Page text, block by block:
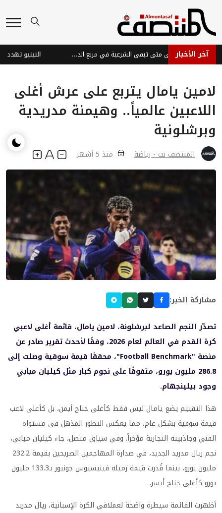
آخر الأخبار المعركة المؤجلة... إلى متى تبقى الشرعية في مربع الدفاع؟
لامين يامال يتربع على عرش أغلى
اللاعبين عالمياً.. وهيمنة مدريدية
وبرشلونية
المنتصف نت - رياضة منذ 5 أشهر
مشاركة الخبر:
تصدّر النجم الصاعد لبرشلونة، لامين يامال، قائمة أغلى لاعبي
كرة القدم في العالم لعام 2026، وفقًا لأحدث تقرير صادر عن
منصة "Football Benchmark"، محققًا قيمة سوقية وصلت إلى
286.8 مليون يورو، متفوقًا على نجوم كبار مثل كيليان مبابي
وجود بيلينجهام.
هذا التقييم يضع يامال ليس فقط كأغلى جناح أيمن، بل كأعلى لاعب
قيمة سوقية بشكل عام، مما يعكس التطور المذهل في مستواه
الفني وجاذبيته التجارية مؤخراً. وفي سياق متصل، جاء كيليان مبابي،
نجم ريال مدريد الجديد، في صدارة المهاجمين الصريحين بقيمة 232.2
مليون يورو، بينما قُدرت قيمة زميله فينيسيوس جونيور بـ133.3 مليون
يورو كأغلى جناح أيسر.
أظهرت القائمة سيطرة واضحة لعملاقي الكرة الإسبانية، ريال مدريد